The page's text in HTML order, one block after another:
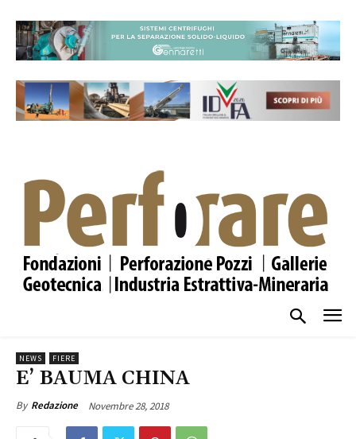
NEWS FIERE
E’ BAUMA CHINA
By Redazione Novembre 28, 2018